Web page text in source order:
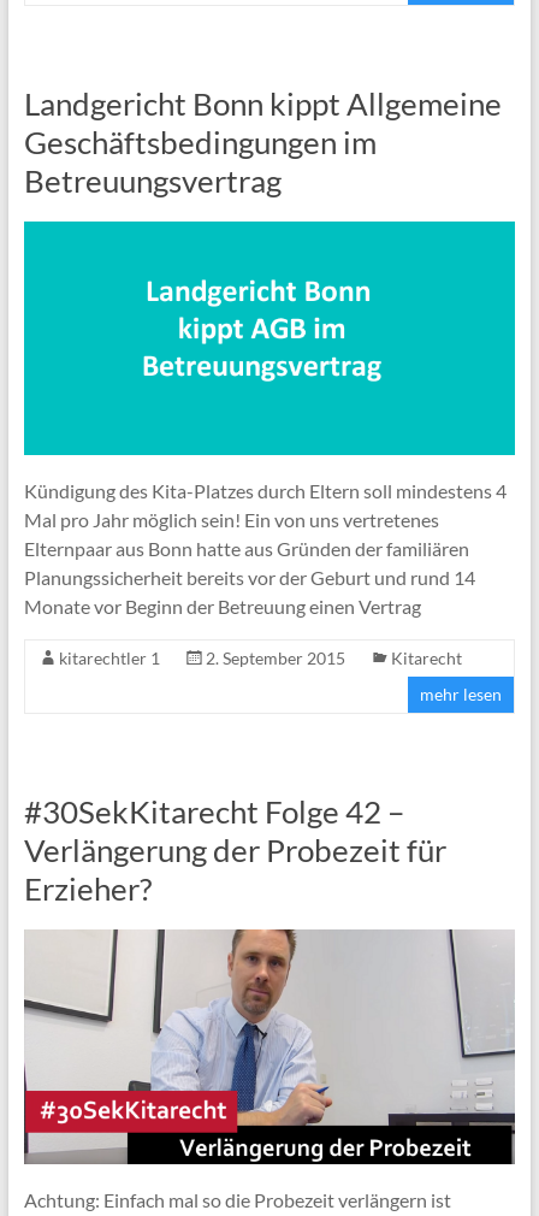
Landgericht Bonn kippt Allgemeine
Geschäftsbedingungen im
Betreuungsvertrag
Kündigung des Kita-Platzes durch Eltern soll mindestens 4
Mal pro Jahr möglich sein! Ein von uns vertretenes
Elternpaar aus Bonn hatte aus Gründen der familiären
Planungssicherheit bereits vor der Geburt und rund 14
Monate vor Beginn der Betreuung einen Vertrag
kitarechtler 1 2. September 2015
Kitarecht
mehr lesen
#30SekKitarecht Folge 42 –
Verlängerung der Probezeit für
Erzieher?
Achtung: Einfach mal so die Probezeit verlängern ist